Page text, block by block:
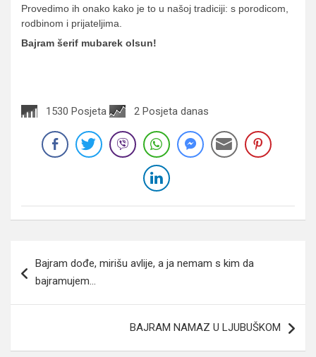
Provedimo ih onako kako je to u našoj tradiciji: s porodicom,
rodbinom i prijateljima.
Bajram šerif mubarek olsun!
1530 Posjeta 2 Posjeta danas
članaka
Bajram dođe, mirišu avlije, a ja nemam s kim da
bajramujem…
BAJRAM NAMAZ U LJUBUŠKOM